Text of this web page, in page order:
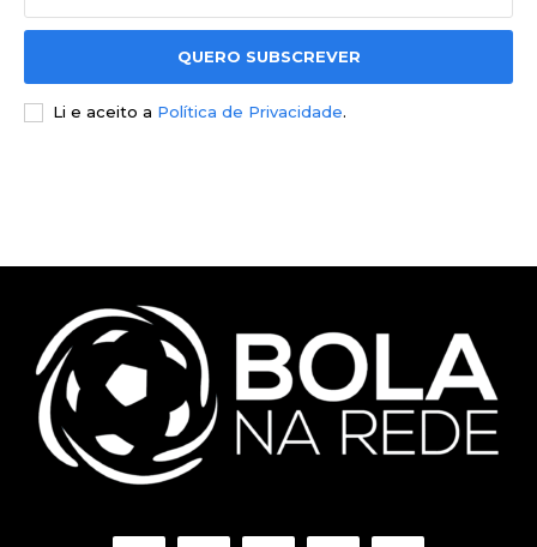
QUERO SUBSCREVER
Li e aceito a Política de Privacidade.